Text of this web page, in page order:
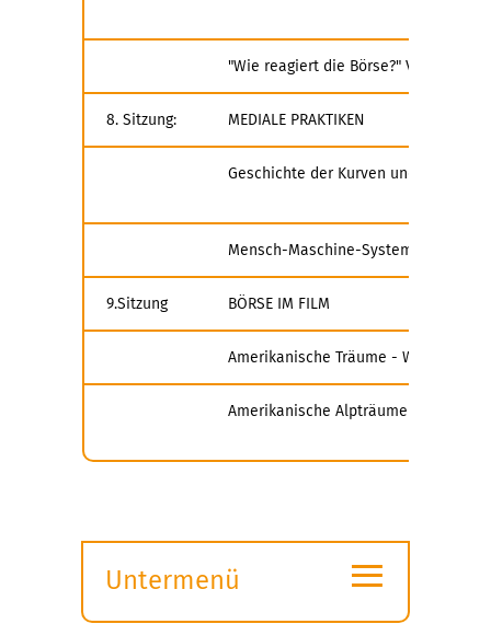
"Wie reagiert die Börse?"
8. Sitzung: MEDIALE PRAKTIKEN
Geschichte der Kurven und
Mensch-Maschine-Systeme. Das
9.Sitzung BÖRSE IM FILM
Amerikanische Träume - Wall Street
Amerikanische Alpträume -
Untermenü
≡